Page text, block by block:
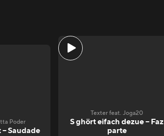
Poder
Saudade
Texter feat. Joga20
S ghört eifach dezue – Faz
parte